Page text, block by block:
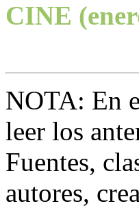
CINE
NOTA: En
leer los
Fuentes,
autores,